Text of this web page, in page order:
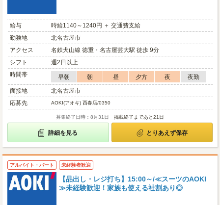
給与
時給1140～1240円 ＋ 交通費支給
勤務地
北名古屋市
アクセス
名鉄犬山線 徳重・名古屋芸大駅 徒歩 9分
シフト
週2日以上
時間帯
早朝 朝 昼 夕方 夜
夜勤
面接地
北名古屋市
応募先
AOKI(アオキ) 西春店/0350
募集終了日時：8月31日 掲載終了まであと21日
詳細を見る とりあえず保存
アルバイト・パート 未経験者歓迎
【品出し・レジ打ち】15:00～/≪スーツのAOKI
≫未経験歓迎！家族も使える社割あり◎